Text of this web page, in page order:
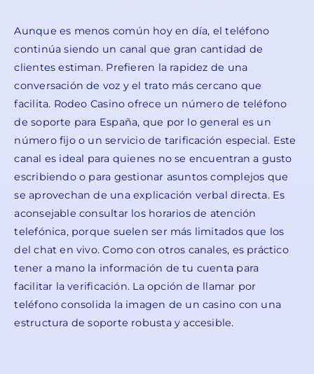
Aunque es menos común hoy en día, el teléfono
continúa siendo un canal que gran cantidad de
clientes estiman. Prefieren la rapidez de una
conversación de voz y el trato más cercano que
facilita. Rodeo Casino ofrece un número de teléfono
de soporte para España, que por lo general es un
número fijo o un servicio de tarificación especial. Este
canal es ideal para quienes no se encuentran a gusto
escribiendo o para gestionar asuntos complejos que
se aprovechan de una explicación verbal directa. Es
aconsejable consultar los horarios de atención
telefónica, porque suelen ser más limitados que los
del chat en vivo. Como con otros canales, es práctico
tener a mano la información de tu cuenta para
facilitar la verificación. La opción de llamar por
teléfono consolida la imagen de un casino con una
estructura de soporte robusta y accesible.